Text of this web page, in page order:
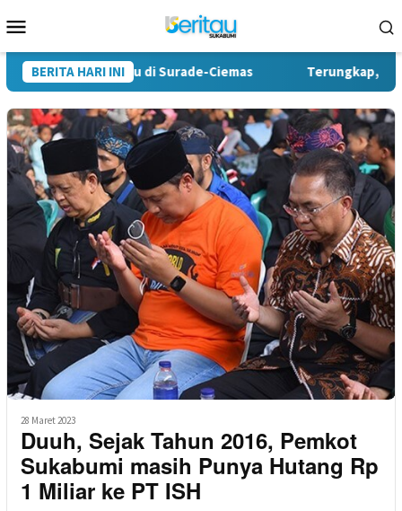
ke
Mobile
BERITA HARI INI
Tiga Pelaku di Surade-Ciemas Terungkap, Kades
28 Maret 2023
Duuh, Sejak Tahun 2016, Pemkot
Sukabumi masih Punya Hutang Rp
1 Miliar ke PT ISH